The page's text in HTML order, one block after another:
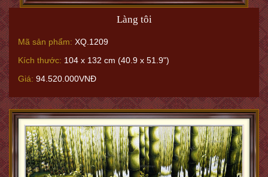
Làng tôi
Mã sản phẩm: XQ.1209
Kích thước: 104 x 132 cm (40.9 x 51.9")
Giá: 94.520.000VNĐ